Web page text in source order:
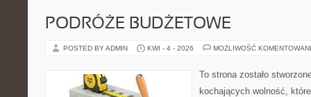
PODRÓŻE BUDŻETOWE
POSTED BY ADMIN KWI - 4 - 2026 MOŻLIWOŚĆ
To strona zostało
kochających wolność,